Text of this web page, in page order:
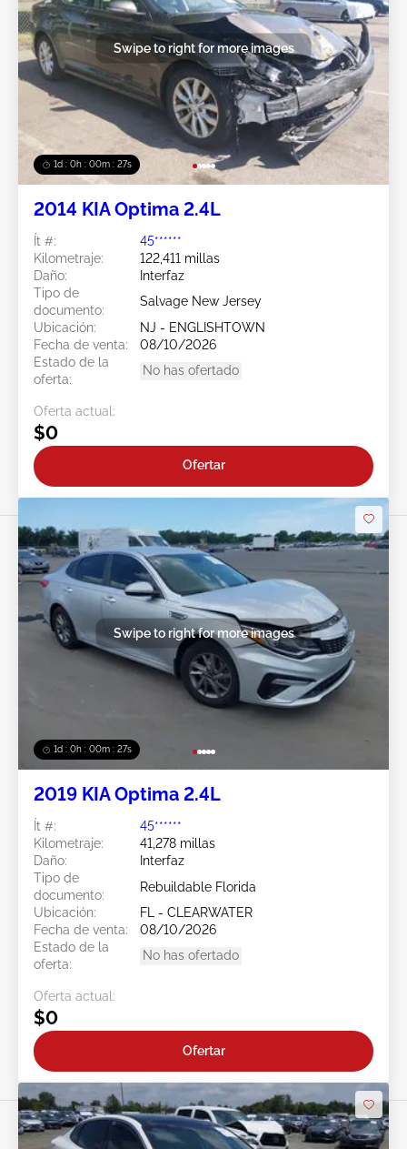
1d : 0h : 00m : 24s
Swipe to right for more images
2014 KIA Optima 2.4L
Ít #:
45******
Kilometraje:
122,411 millas
Daño:
Interfaz
Tipo de
documento:
Salvage New Jersey
Ubicación:
NJ - ENGLISHTOWN
Fecha de venta:
08/10/2026
Estado de la
oferta:
No has ofertado
Oferta actual:
$0
Ofertar
1d : 0h : 00m : 24s
Swipe to right for more images
2019 KIA Optima 2.4L
Ít #:
45******
Kilometraje:
41,278 millas
Daño:
Interfaz
Tipo de
documento:
Rebuildable Florida
Ubicación:
FL - CLEARWATER
Fecha de venta:
08/10/2026
Estado de la
oferta:
No has ofertado
Oferta actual:
$0
Ofertar